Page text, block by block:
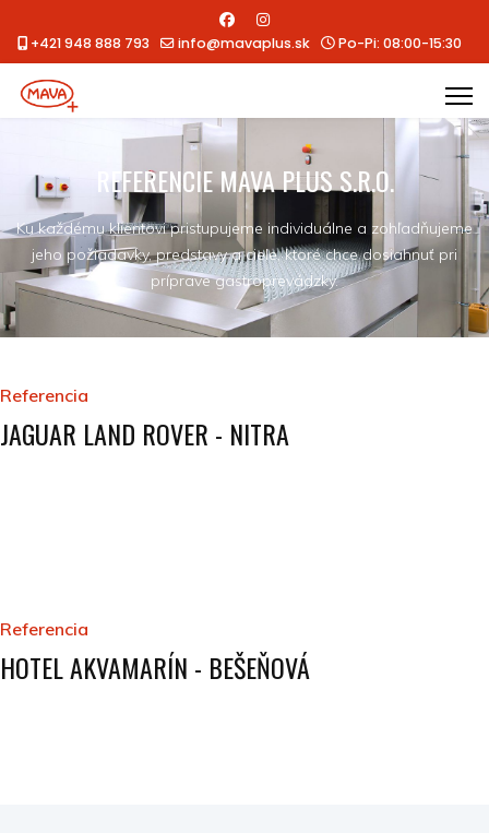
+421 948 888 793 info@mavaplus.sk Po-Pi: 08:00-15:30
REFERENCIE MAVA PLUS S.R.O.
Ku každému klientovi pristupujeme individuálne a zohľadňujeme
jeho požiadavky, predstavy a ciele, ktoré chce dosiahnuť pri
príprave gastroprevádzky.
Referencia
JAGUAR LAND ROVER - NITRA
Referencia
HOTEL AKVAMARÍN - BEŠEŇOVÁ